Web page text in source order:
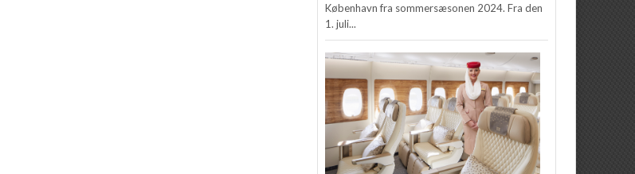
København fra sommersæsonen 2024. Fra den
1. juli...